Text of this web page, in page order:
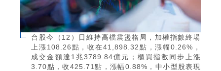
台股今（12）日維持高檔震盪格局，加權指數終場
上漲108.26點，收在41,898.32點，漲幅0.26%，
成交金額達1兆3789.84億元；櫃買指數同步上漲
3.70點，收425.71點，漲幅0.88%，中小型股表現